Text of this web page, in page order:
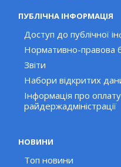
ПУБЛІЧНА ІНФОРМАЦІЯ
Доступ до публічної
Нормативно-правова
Звіти
Набори відкритих
Інформація про
райдержадміністрації
НОВИНИ
Топ новини